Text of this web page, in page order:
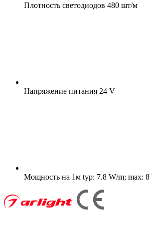
Плотность светодиодов 480 шт/м
Напряжение питания 24 V
Мощность на 1м typ: 7.8 W/m; max: 8